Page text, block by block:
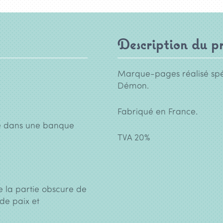
dans une banque
la partie obscure de
paix et
Description du
Marque-pages réalisé
Démon.
Fabriqué en France.
TVA 20%